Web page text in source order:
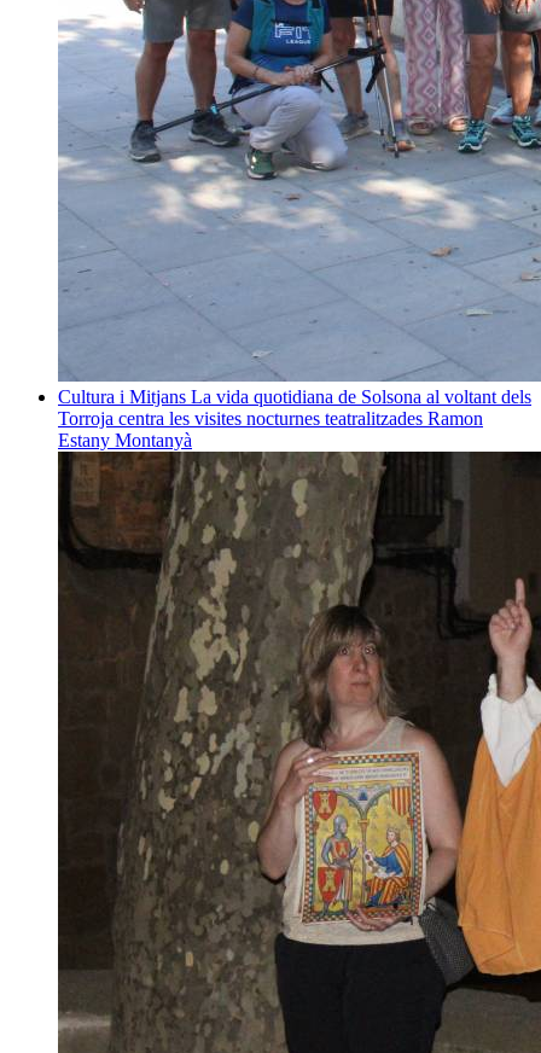
Cultura i Mitjans La vida quotidiana de Solsona al voltant dels
Torroja centra les visites nocturnes teatralitzades Ramon
Estany Montanyà